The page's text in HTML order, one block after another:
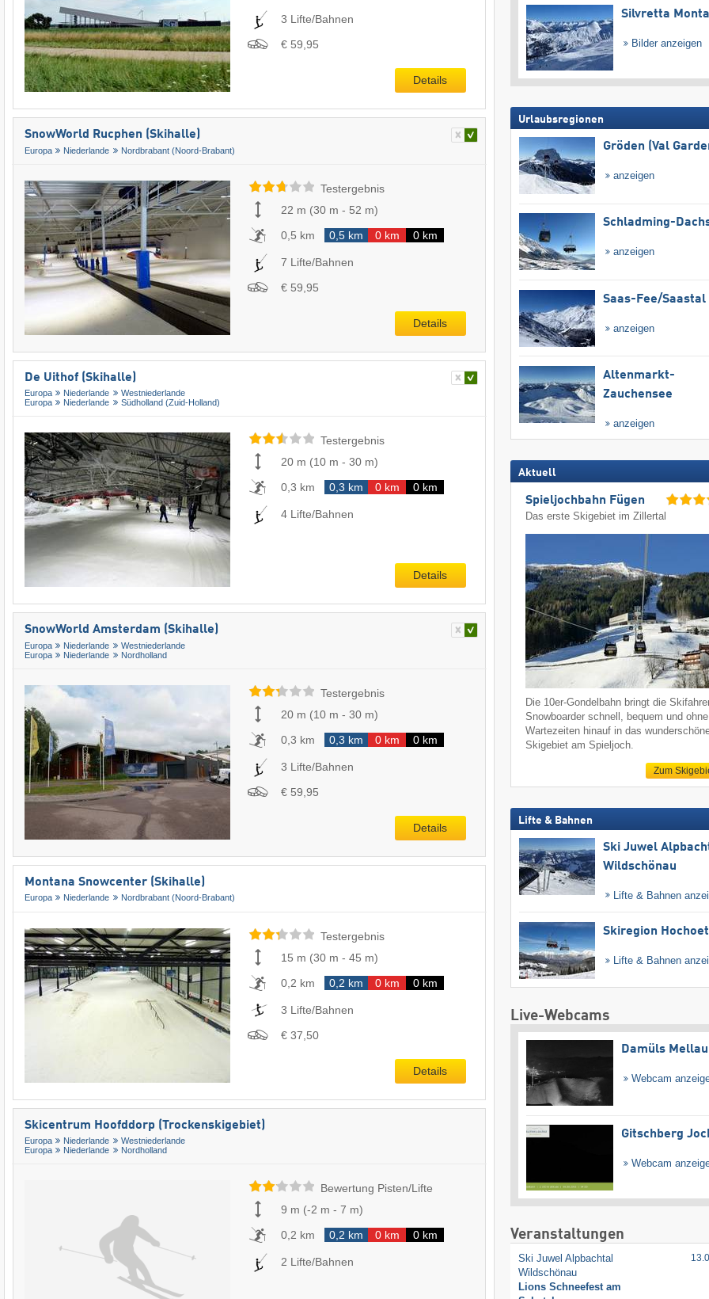
3 Lifte/Bahnen
€ 59,95
Details
SnowWorld Rucphen (Skihalle)
Europa Niederlande Nordbrabant (Noord-Brabant)
Testergebnis
22 m (30 m - 52 m)
0,5 km
0,5 km 0 km 0 km
7 Lifte/Bahnen
€ 59,95
Details
De Uithof (Skihalle)
Europa Niederlande
Westniederlande
Europa
Niederlande Südholland (Zuid-Holland)
Testergebnis
20 m (10 m - 30 m)
0,3 km
0,3 km 0 km 0 km
4 Lifte/Bahnen
Details
SnowWorld Amsterdam (Skihalle)
Europa Niederlande
Westniederlande
Europa
Niederlande Nordholland
Testergebnis
20 m (10 m - 30 m)
0,3 km
0,3 km 0 km 0 km
3 Lifte/Bahnen
€ 59,95
Details
Montana Snowcenter (Skihalle)
Europa Niederlande Nordbrabant (Noord-Brabant)
Testergebnis
15 m (30 m - 45 m)
0,2 km
0,2 km 0 km 0 km
3 Lifte/Bahnen
€ 37,50
Details
Skicentrum Hoofddorp (Trockenskigebiet)
Europa Niederlande
Westniederlande
Europa
Niederlande Nordholland
Bewertung Pisten/Lifte
9 m (-2 m - 7 m)
0,2 km
0,2 km 0 km 0 km
2 Lifte/Bahnen
Silvretta
Bilder anzeigen
Urlaubsregionen
Gröden (Val
anzeigen
Schladming-
anzeigen
Saas-Fee/​Saastal
anzeigen
Altenmarkt-
Zauchensee
anzeigen
Aktuell
Spieljochbahn Fügen
Das erste Skigebiet im Zillertal
Die 10er-Gondelbahn bringt die
Snowboarder schnell, bequem und ohne
Wartezeiten hinauf in das
Skigebiet am Spieljoch.
Zum
Lifte & Bahnen
Ski Juwel
Wildschönau
Lifte & Bahnen
Skiregion
Lifte & Bahnen
Live-Webcams
Damüls Mellau
Webcam
Gitschberg
Webcam
Veranstaltungen
Ski Juwel Alpbachtal
Wildschönau
Lions Schneefest am